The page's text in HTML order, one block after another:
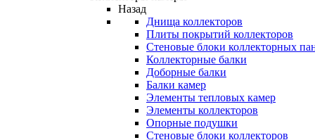
Назад
Днища коллекторов
Плиты покрытий коллекторов
Стеновые блоки коллекторных
Коллекторные балки
Доборные балки
Балки камер
Элементы тепловых камер
Элементы коллекторов
Опорные подушки
Стеновые блоки коллекторов